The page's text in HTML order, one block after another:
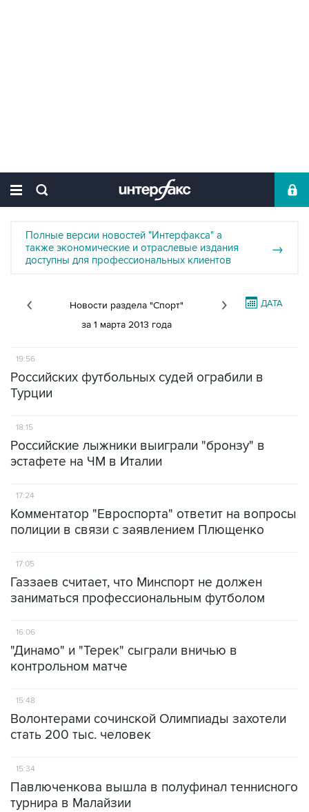
Полные версии новостей "Интерфакса" а
также экономические и отраслевые издания
доступны для профессиональных клиентов
→
Новости раздела "Спорт"
за 1 марта 2013 года
ДАТА
19:56
Российских футбольных судей ограбили в
Турции
18:15
Российские лыжники выиграли "бронзу" в
эстафете на ЧМ в Италии
17:24
Комментатор "Евроспорта" ответит на вопросы
полиции в связи с заявлением Плющенко
17:05
Газзаев считает, что Минспорт не должен
заниматься профессиональным футболом
16:06
"Динамо" и "Терек" сыграли вничью в
контрольном матче
15:48
Волонтерами сочинской Олимпиады захотели
стать 200 тыс. человек
15:34
Павлюченкова вышла в полуфинал теннисного
турнира в Малайзии